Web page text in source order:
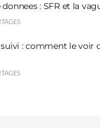
donnees : SFR et la
suivi : comment le voir